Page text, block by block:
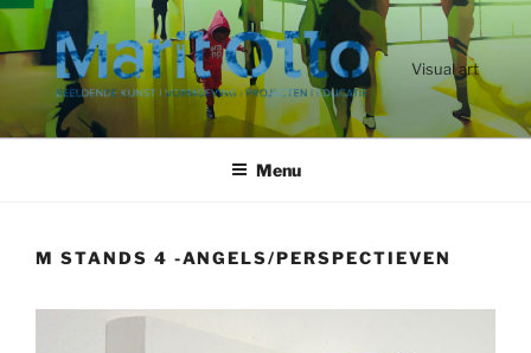
Ga
naar
de
Visual art
Menu
M STANDS 4 -ANGELS/PERSPECTIEVEN